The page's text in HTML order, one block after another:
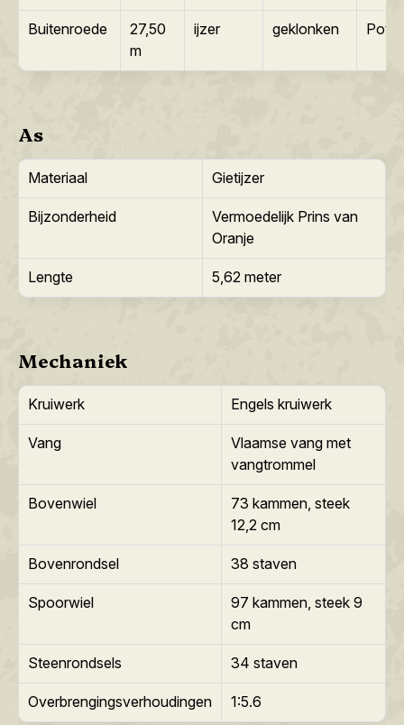
Buitenroede
27,50
m
ijzer geklonken Pot
As
Materiaal Gietijzer
Bijzonderheid
Vermoedelijk Prins van
Oranje
Lengte 5,62 meter
Mechaniek
Kruiwerk Engels kruiwerk
Vang
Vlaamse vang met
vangtrommel
Bovenwiel
73 kammen, steek
12,2 cm
Bovenrondsel 38 staven
Spoorwiel
97 kammen, steek 9
cm
Steenrondsels 34 staven
Overbrengingsverhoudingen 1:5.6